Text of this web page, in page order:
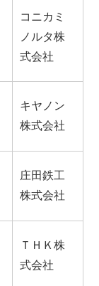
コニカミ
ノルタ株
式会社
キヤノン
株式会社
庄田鉄工
株式会社
ＴＨＫ株
式会社